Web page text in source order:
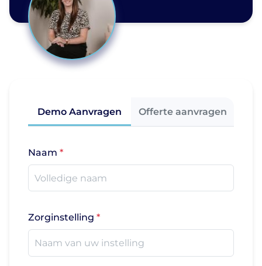
Demo Aanvragen Offerte aanvragen
Naam
Zorginstelling